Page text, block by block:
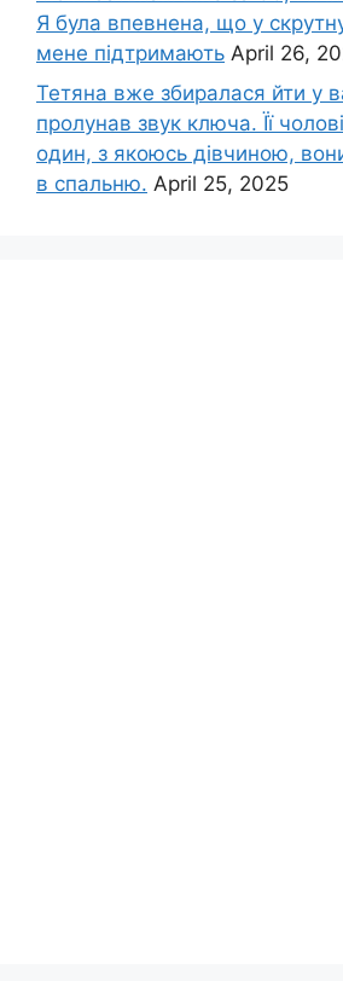
Я була впевнена, що у
мене підтримають April 26,
Тетяна вже збиралася йти у
пролунав звук ключа. Її
один, з якоюсь дівчиною,
в спальню. April 25, 2025